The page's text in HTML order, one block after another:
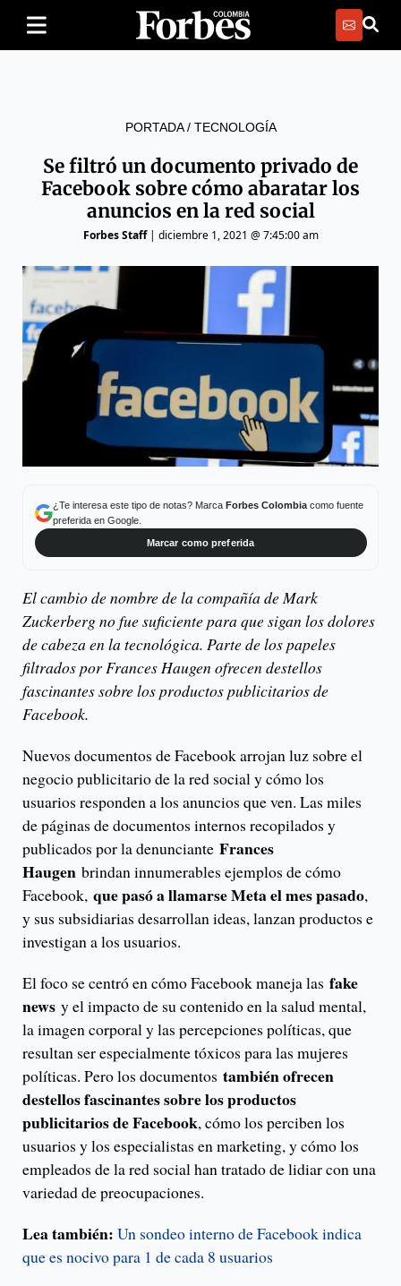
PORTADA/ TECNOLOGÍA
Se filtró un documento privado de
Facebook sobre cómo abaratar los
anuncios en la red social
Forbes Staff| diciembre 1, 2021 @ 7:45:00 am
¿Te interesa este tipo de notas? Marca Forbes Colombiacomo fuente
preferida en Google.
Marcar como preferida
El cambio de nombre de la compañía de Mark
Zuckerberg no fue suficiente para que sigan los dolores
de cabeza en la tecnológica. Parte de los papeles
filtrados por Frances Haugen ofrecen destellos
fascinantes sobre los productos publicitarios de
Facebook.
Nuevos documentos de Facebook arrojan luz sobre el
negocio publicitario de la red social y cómo los
usuarios responden a los anuncios que ven. Las miles
de páginas de documentos internos recopilados y
publicados por la denunciante Frances
Haugen brindan innumerables ejemplos de cómo
Facebook, que pasó a llamarse Meta el mes pasado,
y sus subsidiarias desarrollan ideas, lanzan productos e
investigan a los usuarios.
El foco se centró en cómo Facebook maneja las fake
news y el impacto de su contenido en la salud mental,
la imagen corporal y las percepciones políticas, que
resultan ser especialmente tóxicos para las mujeres
políticas. Pero los documentos también ofrecen
destellos fascinantes sobre los productos
publicitarios de Facebook, cómo los perciben los
usuarios y los especialistas en marketing, y cómo los
empleados de la red social han tratado de lidiar con una
variedad de preocupaciones.
Lea también: Un sondeo interno de Facebook indica
que es nocivo para 1 de cada 8 usuarios